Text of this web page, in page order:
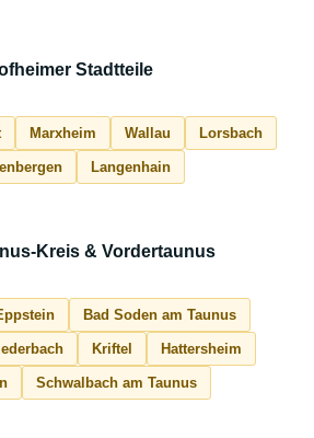
Stadtteile
Marxheim Wallau Lorsbach
Langenhain
Kreis & Vordertaunus
Bad Soden am Taunus
Kriftel Hattersheim
Schwalbach am Taunus